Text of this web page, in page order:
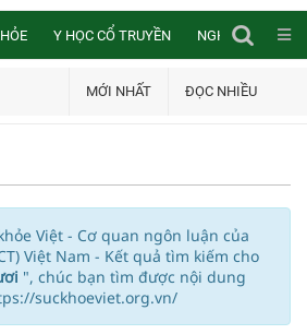
Y HỌC CỔ TRUYỀN NGHIÊN CỨU
MỚI NHẤT ĐỌC NHIỀU
Việt - Cơ quan ngôn luận của
Việt Nam - Kết quả tìm kiếm cho
", chúc bạn tìm được nội dung
suckhoeviet.org.vn/